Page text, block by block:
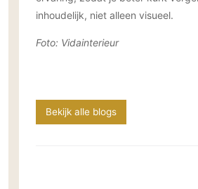
inhoudelijk, niet alleen visueel.
Foto: Vidainterieur
Bekijk alle blogs